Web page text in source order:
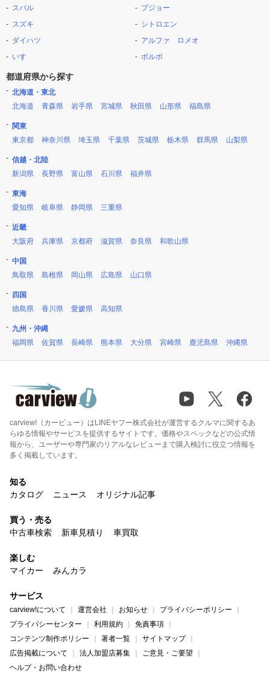
スバル
スズキ
ダイハツ
いすゞ
プジョー
シトロエン
アルファ ロメオ
ボルボ
都道府県から探す
北海道・東北
北海道
青森県 岩手県 宮城県 秋田県 山形県 福島県
関東
東京都
神奈川県 埼玉県 千葉県 茨城県 栃木県 群馬県 山梨県
信越・北陸
新潟県
長野県 富山県 石川県 福井県
東海
愛知県
岐阜県 静岡県 三重県
近畿
大阪府
兵庫県 京都府 滋賀県 奈良県 和歌山県
中国
鳥取県
島根県 岡山県 広島県 山口県
四国
徳島県
香川県 愛媛県 高知県
九州・沖縄
福岡県
佐賀県 長崎県 熊本県 大分県 宮崎県 鹿児島県 沖縄県
carview!（カービュー）はLINEヤフー株式会社が運営するクルマに関するあ
らゆる情報やサービスを提供するサイトです。価格やスペックなどの公式情
報から、ユーザーや専門家のリアルなレビューまで購入検討に役立つ情報を
多く掲載しています。
知る
カタログ
ニュース オリジナル記事
買う・売る
中古車検索
新車見積り 車買取
楽しむ
マイカー
みんカラ
サービス
carview!について 運営会社 お知らせ
プライバシーポリシー
プライバシーセンター
利用規約
免責事項
コンテンツ制作ポリシー
著者一覧
サイトマップ
広告掲載について
法人加盟店募集
ご意見・ご要望
ヘルプ・お問い合わせ